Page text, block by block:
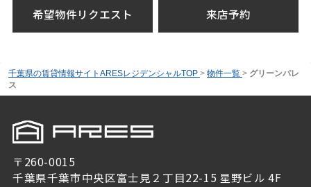
希望物件リクエスト 来店予約
千葉県の賃貸情報サイトARESレジデンシャルTOP > 物件一覧 > グリーンパレ
ス
〒260-0015
千葉県千葉市中央区富士見２丁目22-15 星野ビル 4F